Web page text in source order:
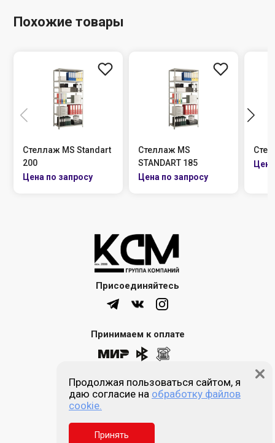
Похожие товары
Standart
Стеллаж MS
STANDART 185
Стеллаж MS Pro
Присоединяйтесь
Принимаем к оплате
8 (861) 205-00-77
Звонок бесплатный
Пн-пт 9:00 - 18:00
Продолжая пользоваться сайтом, я
даю согласие на обработку файлов
cookie.
Принять